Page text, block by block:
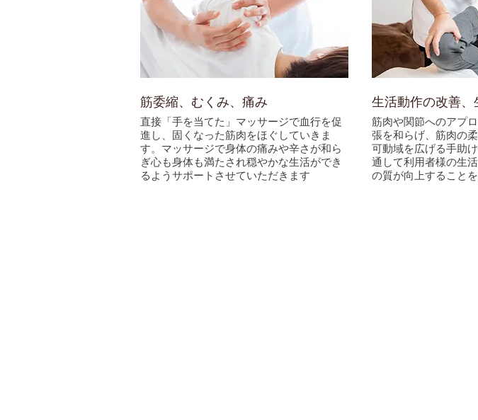
筋委縮、むくみ、痛み
直接「手を当てた」マッサージで血行を促
進し、固くなった筋肉をほぐしていきま
す。マッサージで身体の痛みや辛さが和ら
ぎ心も身体も満たされ穏やかな生活ができ
るようサポートさせていただきます
生活動作の改善、
筋肉や関節へのアプ
張を和らげ、筋肉の
可動域を広げる手助
通して利用者様の生
の質が向上すること